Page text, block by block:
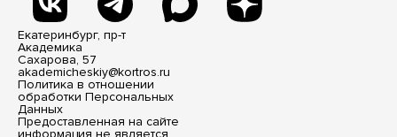
Екатеринбург, пр-т
Академика
Сахарова, 57
akademicheskiy@kortros.ru
Политика в отношении
обработки Персональных
Данных
Предоставленная на сайте
информация не является